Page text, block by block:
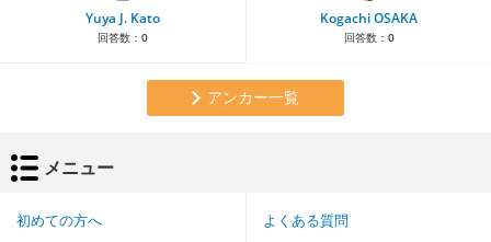
Yuya J. Kato
回答数： 0
Kogachi OSAKA
回答数： 0
アンカー一覧
メニュー
初めての方へ よくある質問